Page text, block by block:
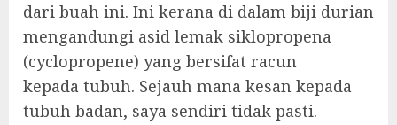
dari buah ini. Ini kerana di dalam biji durian
mengandungi asid lemak siklopropena
(cyclopropene) yang bersifat racun
kepada tubuh. Sejauh mana kesan kepada
tubuh badan, saya sendiri tidak pasti.